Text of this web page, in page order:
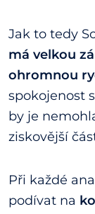
Jak to tedy
má velkou
ohromnou
spokojenost
by je
ziskovější
Při každé
podívat na